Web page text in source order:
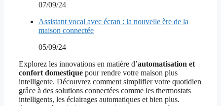
07/09/24
Assistant vocal avec écran : la nouvelle ère de la
maison connectée
05/09/24
Explorez les innovations en matière d’automatisation et
confort domestique pour rendre votre maison plus
intelligente. Découvrez comment simplifier votre quotidien
grâce à des solutions connectées comme les thermostats
intelligents, les éclairages automatiques et bien plus.